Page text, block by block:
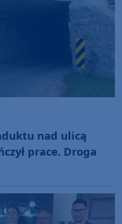
nad ulicą
prace. Droga